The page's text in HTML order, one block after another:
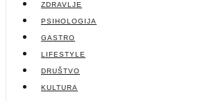
ZDRAVLJE
PSIHOLOGIJA
GASTRO
LIFESTYLE
DRUŠTVO
KULTURA